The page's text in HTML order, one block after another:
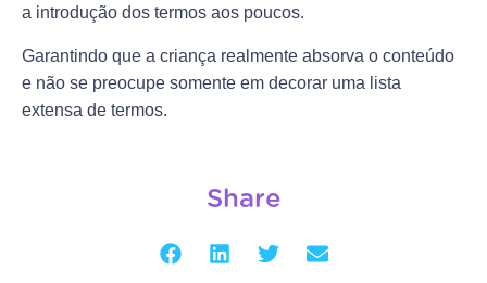
a introdução dos termos aos poucos.
Garantindo que a criança realmente absorva o conteúdo
e não se preocupe somente em decorar uma lista
extensa de termos.
Share